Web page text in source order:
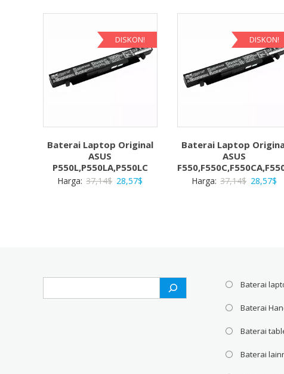
DISKON!
Baterai Laptop Original
ASUS
P550L,P550LA,P550LC
Harga: 37,14$ Harga
28,57$
DISKON!
Baterai Laptop
ASUS
Harga: 37,14$ Harga
28,57$
Baterai
Baterai
Baterai
Baterai